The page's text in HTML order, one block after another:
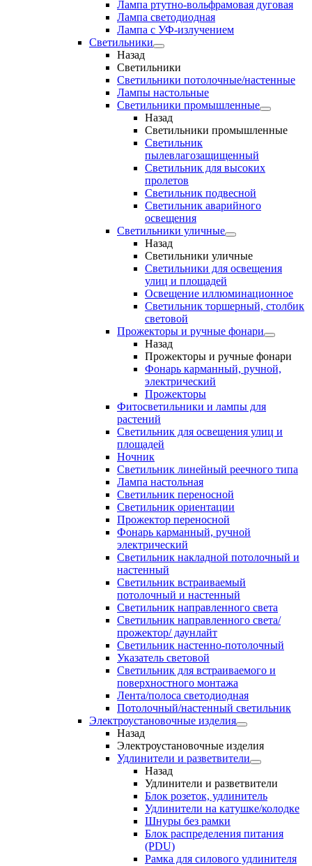
Лампа ртутно-вольфрамовая дуговая
Лампа светодиодная
Лампа с УФ-излучением
Светильники
Назад
Светильники
Светильники потолочные/настенные
Лампы настольные
Светильники промышленные
Назад
Светильники промышленные
Светильник
пылевлагозащищенный
Светильник для высоких
пролетов
Светильник подвесной
Светильник аварийного
освещения
Светильники уличные
Назад
Светильники уличные
Светильники для освещения
улиц и площадей
Освещение иллюминационное
Светильник торшерный, столбик
световой
Прожекторы и ручные фонари
Назад
Прожекторы и ручные фонари
Фонарь карманный, ручной,
электрический
Прожекторы
Фитосветильники и лампы для
растений
Светильник для освещения улиц и
площадей
Ночник
Светильник линейный реечного типа
Лампа настольная
Светильник переносной
Светильник ориентации
Прожектор переносной
Фонарь карманный, ручной
электрический
Светильник накладной потолочный и
настенный
Светильник встраиваемый
потолочный и настенный
Светильник направленного света
Светильник направленного света/
прожектор/ даунлайт
Светильник настенно-потолочный
Указатель световой
Светильник для встраиваемого и
поверхностного монтажа
Лента/полоса светодиодная
Потолочный/настенный светильник
Электроустановочные изделия
Назад
Электроустановочные изделия
Удлинители и разветвители
Назад
Удлинители и разветвители
Блок розеток, удлинитель
Удлинители на катушке/колодке
Шнуры без рамки
Блок распределения питания
(PDU)
Рамка для силового удлинителя